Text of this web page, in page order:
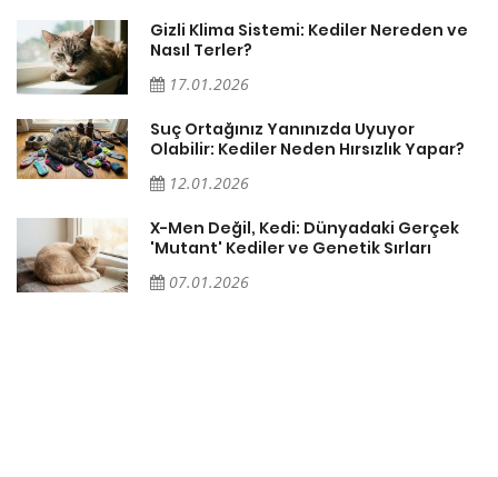
Gizli Klima Sistemi: Kediler Nereden ve
Nasıl Terler?
17.01.2026
Suç Ortağınız Yanınızda Uyuyor
Olabilir: Kediler Neden Hırsızlık Yapar?
12.01.2026
X-Men Değil, Kedi: Dünyadaki Gerçek
'Mutant' Kediler ve Genetik Sırları
07.01.2026